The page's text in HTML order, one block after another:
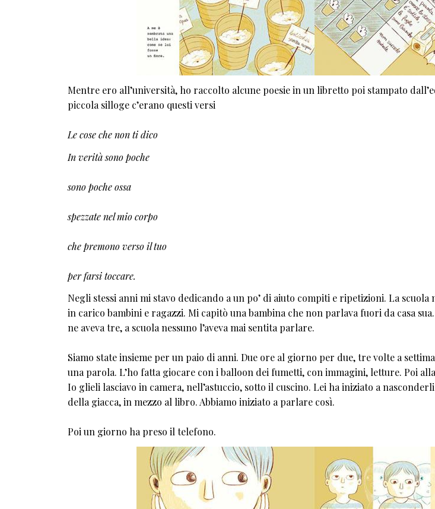
Mentre ero all’università, ho raccolto alcune poesie in un libretto poi stampato
piccola silloge c’erano questi versi
Le cose che non ti dico
In verità sono poche
sono poche ossa
spezzate nel mio corpo
che premono verso il tuo
per farsi toccare.
Negli stessi anni mi stavo dedicando a un po’ di aiuto compiti e ripetizioni. La scuola
in carico bambini e ragazzi. Mi capitò una bambina che non parlava fuori da casa
ne aveva tre, a scuola nessuno l’aveva mai sentita parlare.
Siamo state insieme per un paio di anni. Due ore al giorno per due, tre volte a
una parola. L’ho fatta giocare con i balloon dei fumetti, con immagini, letture. Poi
Io glieli lasciavo in camera, nell’astuccio, sotto il cuscino. Lei ha iniziato a
della giacca, in mezzo al libro. Abbiamo iniziato a parlare così.
Poi un giorno ha preso il telefono.